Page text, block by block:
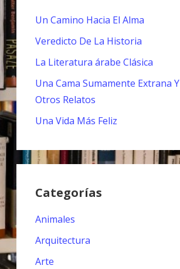
Un Camino Hacia El Alma
Veredicto De La Historia
La Literatura árabe Clásica
Una Cama Sumamente Extrana Y
Otros Relatos
Una Vida Más Feliz
Categorías
Animales
Arquitectura
Arte